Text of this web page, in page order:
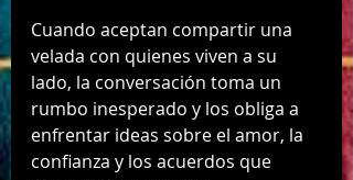
Cuando aceptan compartir una
velada con quienes viven a su
lado, la conversación toma un
rumbo inesperado y los obliga a
enfrentar ideas sobre el amor, la
confianza y los acuerdos que